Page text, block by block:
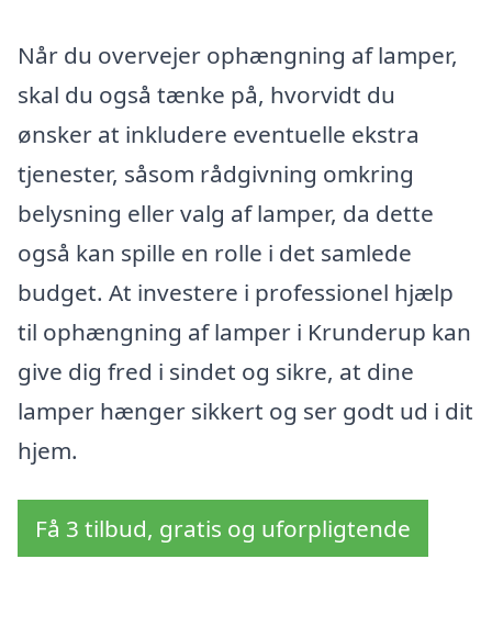
Når du overvejer ophængning af lamper,
skal du også tænke på, hvorvidt du
ønsker at inkludere eventuelle ekstra
tjenester, såsom rådgivning omkring
belysning eller valg af lamper, da dette
også kan spille en rolle i det samlede
budget. At investere i professionel hjælp
til ophængning af lamper i Krunderup kan
give dig fred i sindet og sikre, at dine
lamper hænger sikkert og ser godt ud i dit
hjem.
Få 3 tilbud, gratis og uforpligtende